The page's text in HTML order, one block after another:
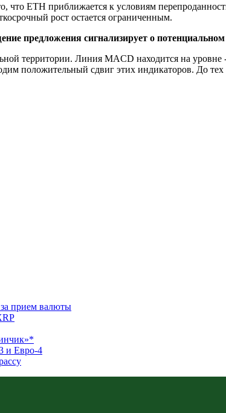
что ETH приближается к условиям
рост остается ограниченным.
предложения сигнализирует о потенциальном
территории. Линия MACD находится на
положительный сдвиг этих индикаторов. До тех
прием валюты
и Евро-4